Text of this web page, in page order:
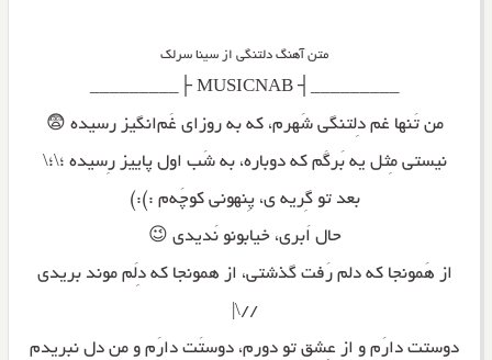
متن آهنگ دلتنگی از سینا سرلک
_________┤ MUSICNAB ├_________
من تَنها غم دِلتنگی شَهرم، که به روزای غَم‌انگیز رسیده 😨
نیستی مِثل یه بَرگَم که دوباره، به شَب اول پاییز رِسیده ؛\؛\
بعد تو گِریه ی، پِنهونی کوچَه‌م :):)
حال اَبری، خیابونو نَدیدی 😉
از هَمونجا که دلم رَفت گذشتی، از همونجا که دِلَم موند بریدی
//\|
دوستت دارَم و از عِشق تو دورم، دوستَت دارَم و من دل نبریدم